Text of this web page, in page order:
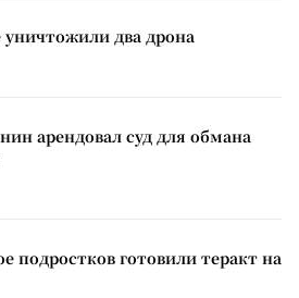
два дрона
арендовал суд для обмана
подростков готовили теракт на